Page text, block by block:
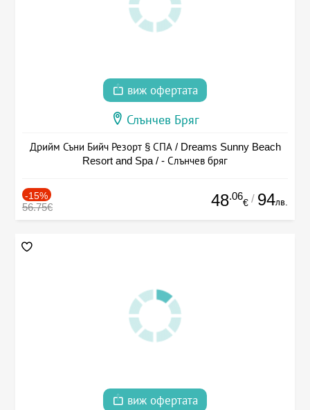
виж офертата
Слънчев Бряг
Дрийм Съни Бийч Резорт § СПА / Dreams Sunny Beach
Resort and Spa / - Слънчев бряг
-15%
56.75€ 48.06
€ / 94лв.
виж офертата